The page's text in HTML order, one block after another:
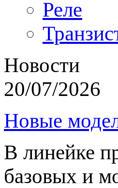
Реле
Новости
20/07/2026
Новые
В линейке
базовых и